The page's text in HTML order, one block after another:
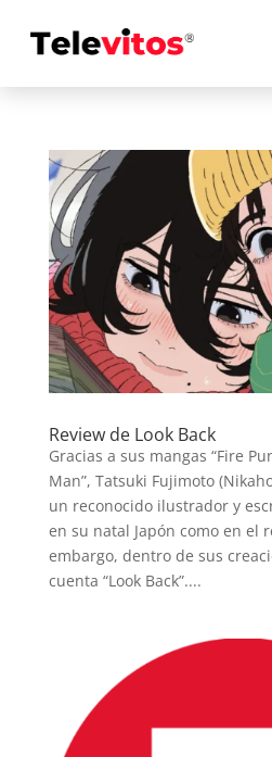
Review de Look Back
Gracias a sus mangas “Fire
Man”, Tatsuki Fujimoto
un reconocido ilustrador y
en su natal Japón como en el
embargo, dentro de sus
cuenta “Look Back”....